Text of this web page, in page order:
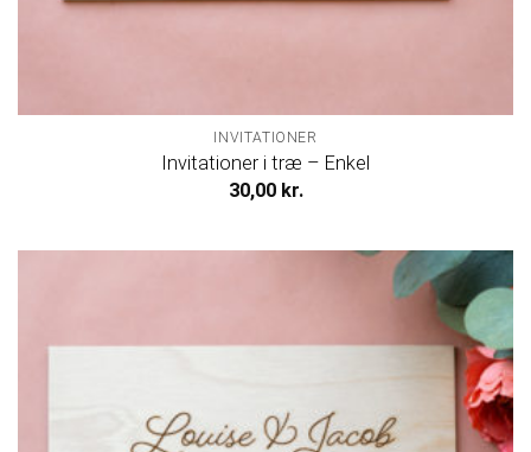
INVITATIONER
Invitationer i træ – Enkel
30,00 kr.